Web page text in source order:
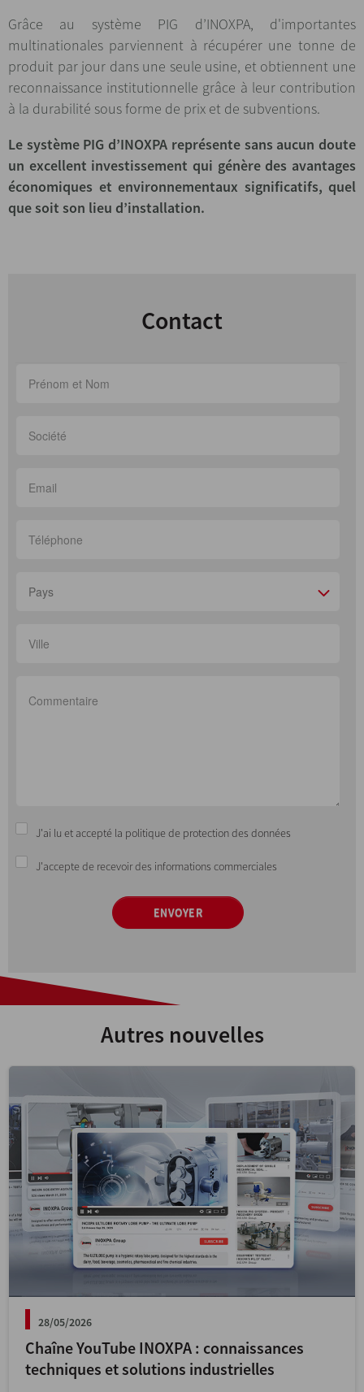
Grâce au système PIG d’INOXPA, d'importantes
multinationales parviennent à récupérer une tonne de
produit par jour dans une seule usine, et obtiennent une
reconnaissance institutionnelle grâce à leur contribution
à la durabilité sous forme de prix et de subventions.
Le système PIG d’INOXPA représente sans aucun doute
un excellent investissement qui génère des avantages
économiques et environnementaux significatifs, quel
que soit son lieu d’installation.
Contact
Pays
J'ai lu et accepté la politique de protection des données
J'accepte de recevoir des informations commerciales
ENVOYER
Autres nouvelles
30/04/2026
Solutions complètes pour la production de
fromage